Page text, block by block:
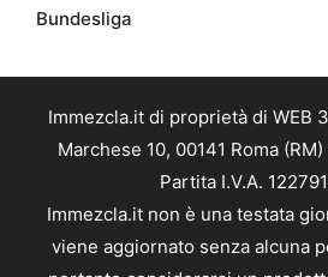
Bundesliga
Immezcla.it di proprietà di WEB
Marchese 10, 00141 Roma
Partita I.V.A.
Immezcla.it non è una testata
viene aggiornato senza alcuna